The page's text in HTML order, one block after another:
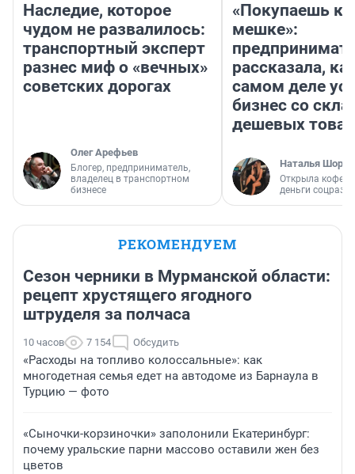
Наследие, которое
чудом не развалилось:
транспортный эксперт
разнес миф о «вечных»
советских дорогах
Олег Арефьев
Блогер, предприниматель,
владелец в транспортном
бизнесе
«Покупаешь
мешке»:
рассказала,
самом деле
бизнес со
дешевых
Наталья
Открыла
деньги
РЕКОМЕНДУЕМ
Сезон черники в Мурманской области:
рецепт хрустящего ягодного
штруделя за полчаса
10 часов 7 154 Обсудить
«Расходы на топливо колоссальные»: как
многодетная семья едет на автодоме из Барнаула в
Турцию — фото
«Сыночки-корзиночки» заполонили Екатеринбург:
почему уральские парни массово оставили жен без
цветов